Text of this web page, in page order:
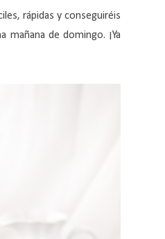
rápidas y conseguiréis
mañana de domingo. ¡Ya